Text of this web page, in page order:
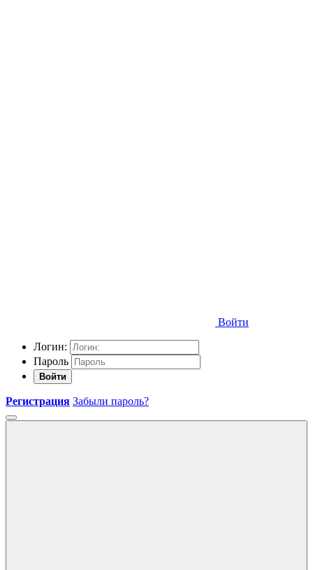
Войти
Логин:
Пароль
Войти
Регистрация Забыли пароль?